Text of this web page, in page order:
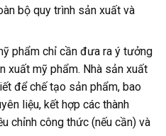
bộ quy trình sản xuất và
phẩm chỉ cần đưa ra ý tưởng
xuất mỹ phẩm. Nhà sản xuất
để chế tạo sản phẩm, bao
liệu, kết hợp các thành
chỉnh công thức (nếu cần) và